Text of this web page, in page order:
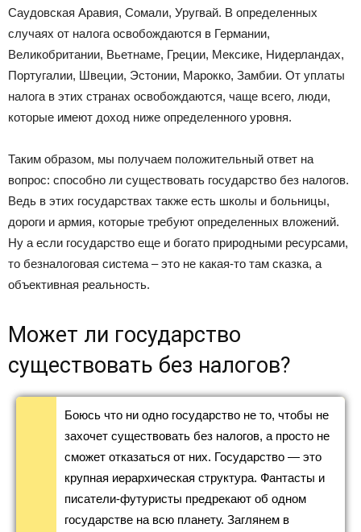
Саудовская Аравия, Сомали, Уругвай. В определенных
случаях от налога освобождаются в Германии,
Великобритании, Вьетнаме, Греции, Мексике, Нидерландах,
Португалии, Швеции, Эстонии, Марокко, Замбии. От уплаты
налога в этих странах освобождаются, чаще всего, люди,
которые имеют доход ниже определенного уровня.
Таким образом, мы получаем положительный ответ на
вопрос: способно ли существовать государство без налогов.
Ведь в этих государствах также есть школы и больницы,
дороги и армия, которые требуют определенных вложений.
Ну а если государство еще и богато природными ресурсами,
то безналоговая система – это не какая-то там сказка, а
объективная реальность.
Может ли государство
существовать без налогов?
Боюсь что ни одно государство не то, чтобы не
захочет существовать без налогов, а просто не
сможет отказаться от них. Государство — это
крупная иерархическая структура. Фантасты и
писатели-футуристы предрекают об одном
государстве на всю планету. Заглянем в